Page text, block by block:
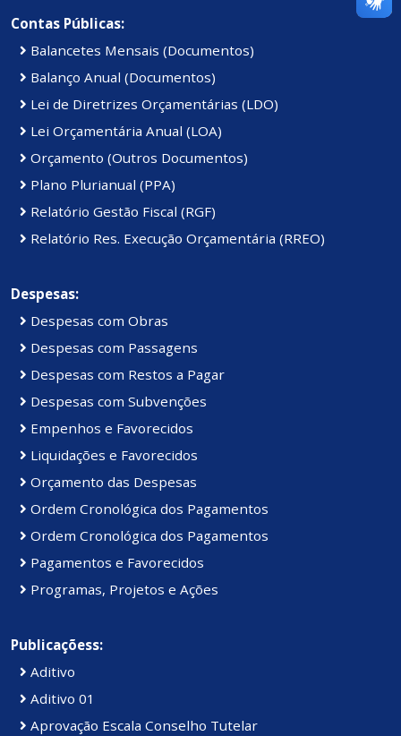
Contas Públicas:
Balancetes Mensais (Documentos)
Balanço Anual (Documentos)
Lei de Diretrizes Orçamentárias (LDO)
Lei Orçamentária Anual (LOA)
Orçamento (Outros Documentos)
Plano Plurianual (PPA)
Relatório Gestão Fiscal (RGF)
Relatório Res. Execução Orçamentária (RREO)
Despesas:
Despesas com Obras
Despesas com Passagens
Despesas com Restos a Pagar
Despesas com Subvenções
Empenhos e Favorecidos
Liquidações e Favorecidos
Orçamento das Despesas
Ordem Cronológica dos Pagamentos
Ordem Cronológica dos Pagamentos
Pagamentos e Favorecidos
Programas, Projetos e Ações
Publicaçõess:
Aditivo
Aditivo 01
Aprovação Escala Conselho Tutelar